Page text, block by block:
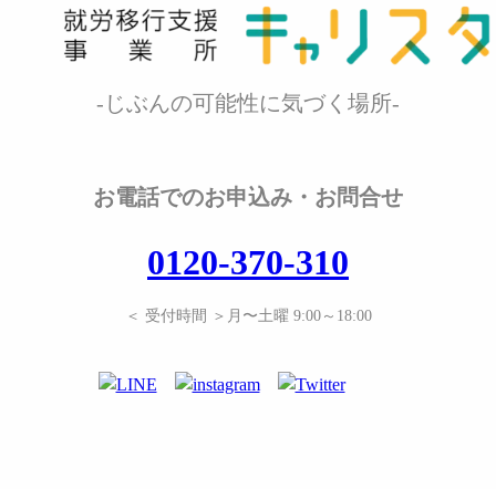
-じぶんの可能性に気づく場所-
お電話でのお申込み・お問合せ
0120-370-310
＜ 受付時間 ＞月〜土曜 9:00～18:00